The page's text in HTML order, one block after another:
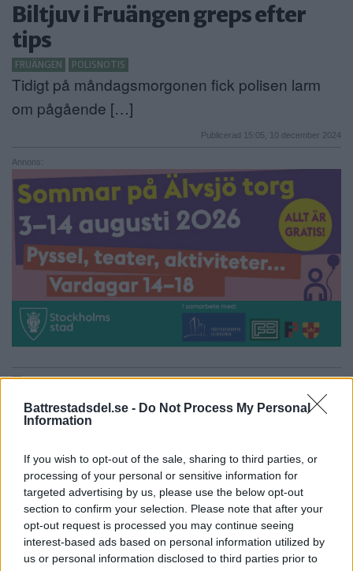
Battrestadsdel.se - Do Not Process My Personal
Information
If you wish to opt-out of the sale, sharing to third parties, or
processing of your personal or sensitive information for
targeted advertising by us, please use the below opt-out
section to confirm your selection. Please note that after your
opt-out request is processed you may continue seeing
interest-based ads based on personal information utilized by
us or personal information disclosed to third parties prior to
Biltjuv i Fruängen greps efter
tips
FRUÄNGEN POLISNOTIS
Tidigt på måndagsmorgonen fick polisen larm
om pågående […]
Publicerad 15:05, 10 december 2024
Annons:
Misstänkt biltjuv inlåst i bilen
ÄLVSJÖ POLISNOTIS
Tidigt på söndagsmorgonen försökte en man i
Älvsjö […]
Publicerad 21:13, 24 oktober 2021